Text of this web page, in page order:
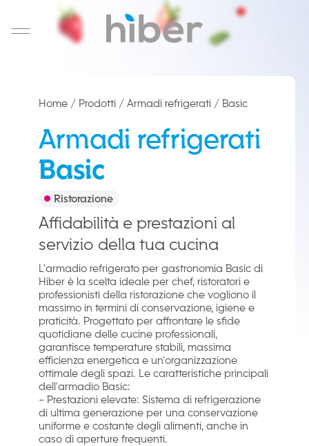
Salta al contenuto
Home/ Prodotti/ Armadi refrigerati/ Basic
Armadi refrigerati
Basic
Ristorazione
Affidabilità e prestazioni al
servizio della tua cucina
L'armadio refrigerato per gastronomia Basic di
Hiber è la scelta ideale per chef, ristoratori e
professionisti della ristorazione che vogliono il
massimo in termini di conservazione, igiene e
praticità. Progettato per affrontare le sfide
quotidiane delle cucine professionali,
garantisce temperature stabili, massima
efficienza energetica e un'organizzazione
ottimale degli spazi. Le caratteristiche principali
dell'armadio Basic:
- Prestazioni elevate: Sistema di refrigerazione
di ultima generazione per una conservazione
uniforme e costante degli alimenti, anche in
caso di aperture frequenti.